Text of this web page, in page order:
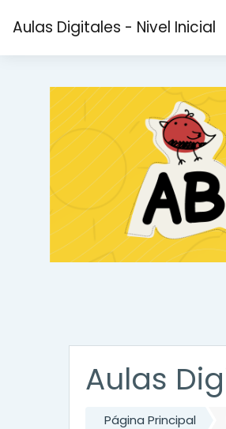
Aulas Digitales - Nivel Inicial
Aulas
Página Principal